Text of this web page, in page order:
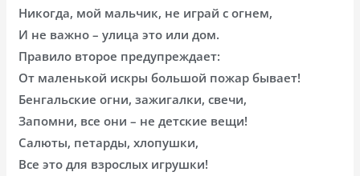
Никогда, мой мальчик, не играй с огнем,
И не важно – улица это или дом.
Правило второе предупреждает:
От маленькой искры большой пожар бывает!
Бенгальские огни, зажигалки, свечи,
Запомни, все они – не детские вещи!
Салюты, петарды, хлопушки,
Все это для взрослых игрушки!